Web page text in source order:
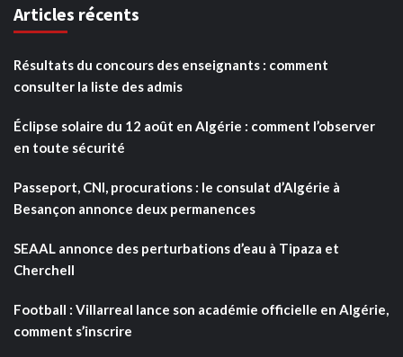
Articles récents
Résultats du concours des enseignants : comment
consulter la liste des admis
Éclipse solaire du 12 août en Algérie : comment l’observer
en toute sécurité
Passeport, CNI, procurations : le consulat d’Algérie à
Besançon annonce deux permanences
SEAAL annonce des perturbations d’eau à Tipaza et
Cherchell
Football : Villarreal lance son académie officielle en Algérie,
comment s’inscrire